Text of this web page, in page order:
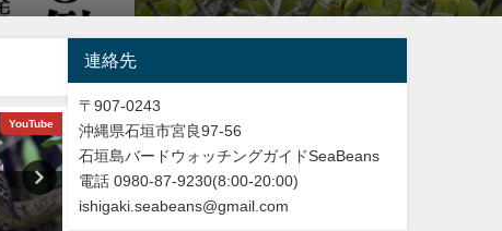
YouTube ショッピング
改訂版 石垣島の野鳥図鑑
連絡先
〒907-0243
沖縄県石垣市宮良97-56
石垣島バードウォッチングガイドSeaBeans
電話 0980-87-9230(8:00-20:00)
ishigaki.seabeans@gmail.com